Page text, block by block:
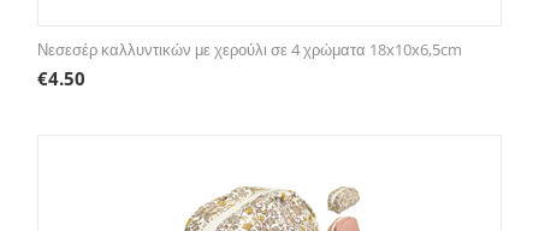
Νεσεσέρ καλλυντικών με χερούλι σε 4 χρώματα 18x10x6,5cm
€4.50